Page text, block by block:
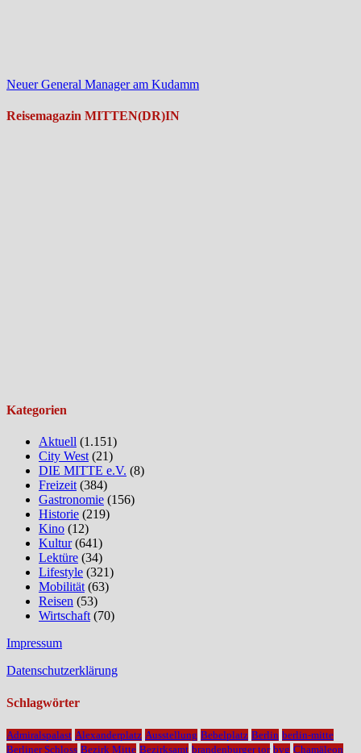
Neuer General Manager am Kudamm
Reisemagazin MITTEN(DR)IN
Kategorien
Aktuell (1.151)
City West (21)
DIE MITTE e.V. (8)
Freizeit (384)
Gastronomie (156)
Historie (219)
Kino (12)
Kultur(641)
Lektüre (34)
Lifestyle (321)
Mobilität (63)
Reisen (53)
Wirtschaft (70)
Impressum
Datenschutzerklärung
Schlagwörter
Admiralspalast Alexanderplatz Ausstellung Bebelplatz Berlin berlin-mitte
Berliner Schloss Bezirk Mitte Bezirksamt brandenburger tor bvg Chamäleon